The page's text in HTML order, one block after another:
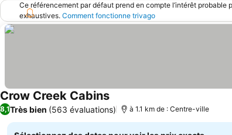
Ce référencement par défaut prend en compte l’intérêt
exhaustives. Comment fonctionne trivago
Crow Creek Cabins
8,1Très bien (563 évaluations) à 1.1 km de : Centre-ville